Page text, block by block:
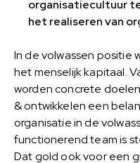
organisatiecultuur
het realiseren van
In de volwassen positie
het menselijk kapitaal.
worden concrete
& ontwikkelen een
organisatie in de
functionerend team is
Dat gold ook voor een